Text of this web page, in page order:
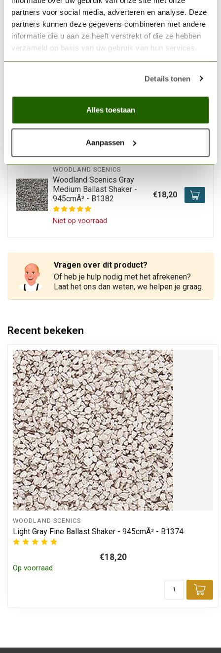
partners voor social media, adverteren en analyse. Deze
partners kunnen deze gegevens combineren met andere
informatie die u aan ze heeft verstrekt of die ze hebben
verzameld op basis van uw gebruik van hun services.
Details tonen
Alles toestaan
Aanpassen
WOODLAND SCENICS
Woodland Scenics
Boulders - WLS-C1232
Op voorraad
€14,10
Stone - All Game Terrain -
Op voorraad
WOODLAND SCENICS
Woodland Scenics Gray
Medium Ballast Shaker -
945cmÂ³ - B1382
Niet op voorraad
€18,20
Vragen over dit product?
Of heb je hulp nodig met het afrekenen?
Laat het ons dan weten, we helpen je graag.
Recent bekeken
WOODLAND SCENICS
Light Gray Fine Ballast Shaker - 945cmÂ³ - B1374
€18,20
Op voorraad